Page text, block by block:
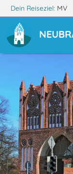
Dein Reiseziel: MV